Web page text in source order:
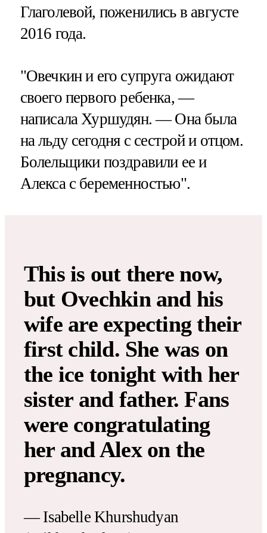
Глаголевой, поженились в августе
2016 года​​​.
"Овечкин и его супруга ожидают
своего первого ребенка, —
написала Хуршудян. — Она была
на льду сегодня с сестрой и отцом.
Болельщики поздравили ее и
Алекса с беременностью".
This is out there now,
but Ovechkin and his
wife are expecting their
first child. She was on
the ice tonight with her
sister and father. Fans
were congratulating
her and Alex on the
pregnancy.
— Isabelle Khurshudyan